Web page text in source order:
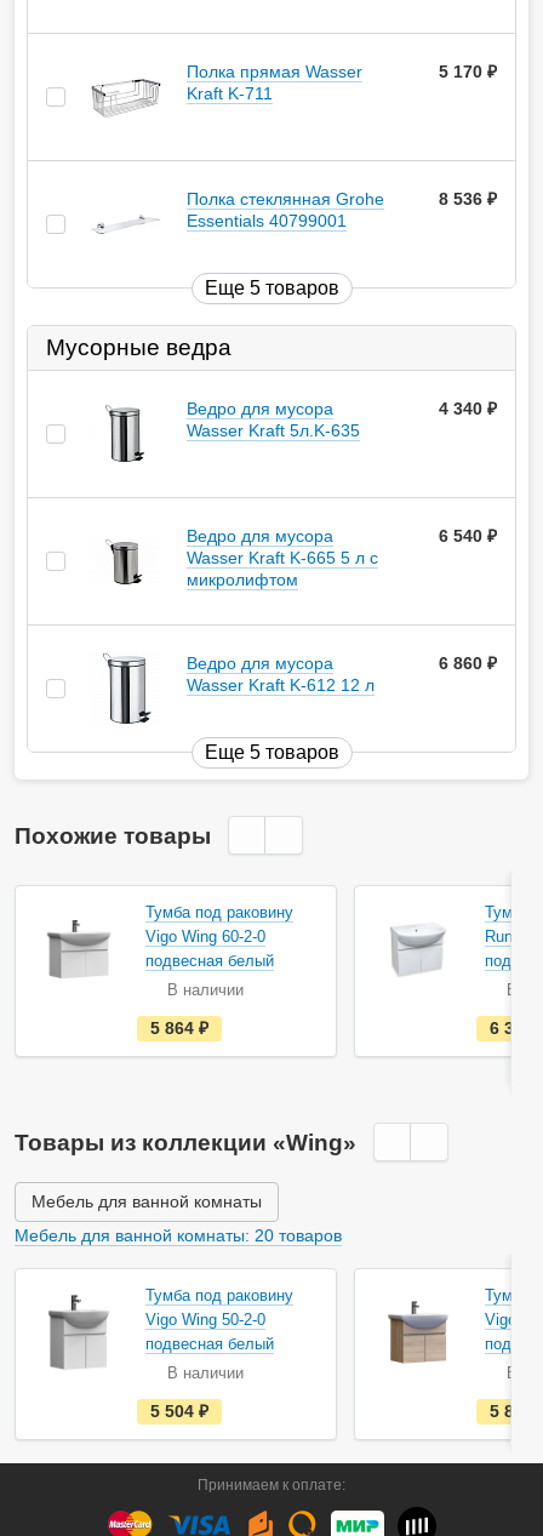
Полка прямая Wasser
Kraft K-711
5 170
Полка стеклянная Grohe
Essentials 40799001
8 536
Еще 5 товаров
Мусорные ведра
Ведро для мусора
Wasser Kraft 5л.K-635
4 340
Ведро для мусора
Wasser Kraft K-665 5 л с
микролифтом
6 540
Ведро для мусора
Wasser Kraft K-612 12 л
6 860
Еще 5 товаров
Похожие товары
Тумба под раковину
Vigo Wing 60-2-0
подвесная белый
В наличии
е
с
т
л
и
5 864
Тумба
Runo
В
6 350
Товары из коллекции «Wing»
Мебель для ванной комнаты
Мебель для ванной комнаты: 20 товаров
Тумба под раковину
Vigo Wing 50-2-0
подвесная белый
В наличии
е
с
т
н
л
5 504
Тумба
Vigo
В
5 864
Принимаем к оплате: